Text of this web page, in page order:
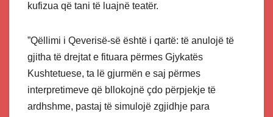
kufizua që tani të luajnë teatër.
”Qëllimi i Qeverisë-së është i qartë: të anulojë të
gjitha të drejtat e fituara përmes Gjykatës
Kushtetuese, ta lë gjurmën e saj përmes
interpretimeve që bllokojnë çdo përpjekje të
ardhshme, pastaj të simulojë zgjidhje para